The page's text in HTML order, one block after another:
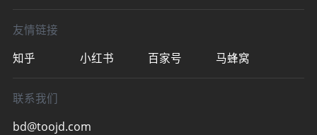
友情链接
知乎
小红书 百家号 马蜂窝
联系我们
bd@toojd.com